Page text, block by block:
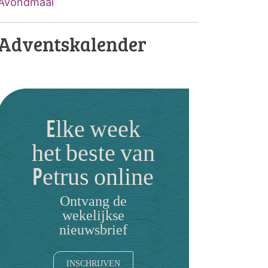
Elke week
het beste van
Petrus online
Ontvang de
wekelijkse
nieuwsbrief
INSCHRIJVEN